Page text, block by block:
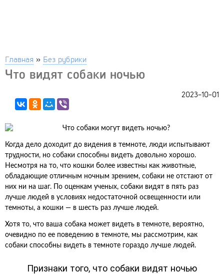
Главная » Без рубрики
Что видят собаки ночью
2023-10-01
Когда дело доходит до видения в темноте, люди испытывают
трудности, но собаки способны видеть довольно хорошо.
Несмотря на то, что кошки более известны как животные,
обладающие отличным ночным зрением, собаки не отстают от
них ни на шаг. По оценкам ученых, собаки видят в пять раз
лучше людей в условиях недостаточной освещенности или
темноты, а кошки — в шесть раз лучше людей.
Хотя то, что ваша собака может видеть в темноте, вероятно,
очевидно по ее поведению в темноте, мы рассмотрим, как
собаки способны видеть в темноте гораздо лучше людей.
Признаки того, что собаки видят ночью